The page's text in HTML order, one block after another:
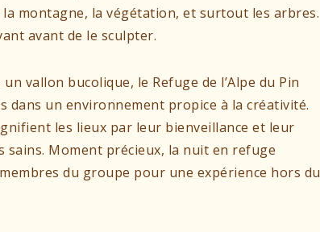
montagne, la végétation, et surtout les arbres.
avant de le sculpter.
vallon bucolique, le Refuge de l’Alpe du Pin
dans un environnement propice à la créativité.
les lieux par leur bienveillance et leur
sains. Moment précieux, la nuit en refuge
du groupe pour une expérience hors du